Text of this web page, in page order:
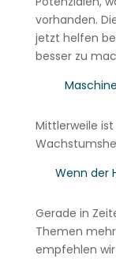
vorhanden.
jetzt helfen
besser zu
Mittlerweile
Wenn der
Gerade in
Themen
empfehlen